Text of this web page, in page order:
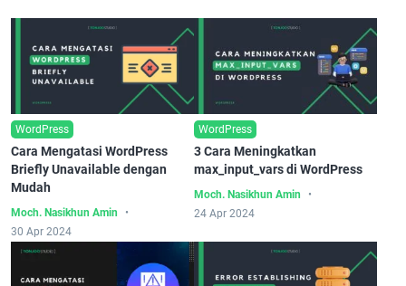
WordPress
Cara Mengatasi WordPress
Briefly Unavailable dengan
Mudah
Moch. Nasikhun Amin
30 Apr 2024
WordPress
3 Cara Meningkatkan
max_input_vars di WordPress
Moch. Nasikhun Amin
24 Apr 2024